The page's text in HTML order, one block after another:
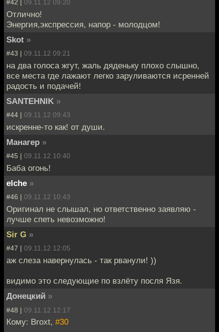
#42 | 09.11.12 09:20
Отлично!
Энергия,экспрессия, напор - молодцом!
Skot »
#43 | 09.11.12 09:21
на два голоса жгут, жаль дяденьку плохо слышно,
все места где лажают легко заруливаются исренней
радость и подачей!
SANTEHNIK »
#44 | 09.11.12 09:43
искренне-то как! от души.
Манагер »
#45 | 09.11.12 10:40
Баба огонь!
elche »
#46 | 09.11.12 10:43
Оригинал не слышал, но ответственно заявляю -
лучше спеть невозможно!
Sir G »
#47 | 09.11.12 12:05
аж слеза навернулась - так рванули! ))
видимо это следующие по взлёту посля Язя.
Донецкий »
#48 | 09.11.12 12:17
Кому: Broxt, #30